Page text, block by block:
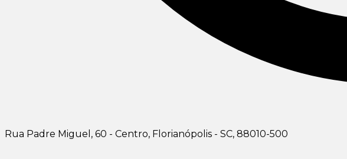
Rua Padre Miguel, 60 - Centro, Florianópolis - SC, 88010-500